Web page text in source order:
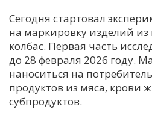
Сегодня стартовал
на маркировку изделий из
колбас. Первая часть
до 28 февраля 2026 году.
наноситься на
продуктов из мяса, крови
субпродуктов.